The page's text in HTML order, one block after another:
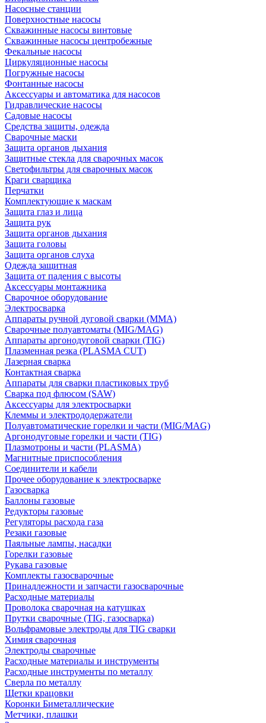
Насосные станции
Поверхностные насосы
Скважинные насосы винтовые
Скважинные насосы центробежные
Фекальные насосы
Циркуляционные насосы
Погружные насосы
Фонтанные насосы
Аксессуары и автоматика для насосов
Гидравлические насосы
Садовые насосы
Средства защиты, одежда
Сварочные маски
Защита органов дыхания
Защитные стекла для сварочных масок
Светофильтры для сварочных масок
Краги сварщика
Перчатки
Комплектующие к маскам
Защита глаз и лица
Защита рук
Защита органов дыхания
Защита головы
Защита органов слуха
Одежда защитная
Защита от падения с высоты
Аксессуары монтажника
Сварочное оборудование
Электросварка
Аппараты ручной дуговой сварки (MMA)
Сварочные полуавтоматы (MIG/MAG)
Аппараты аргонодуговой сварки (TIG)
Плазменная резка (PLASMA CUT)
Лазерная сварка
Контактная сварка
Аппараты для сварки пластиковых труб
Сварка под флюсом (SAW)
Аксессуары для электросварки
Клеммы и электрододержатели
Полуавтоматические горелки и части (MIG/MAG)
Аргонодуговые горелки и части (TIG)
Плазмотроны и части (PLASMA)
Магнитные приспособления
Соединители и кабели
Прочее оборудование к электросварке
Газосварка
Баллоны газовые
Редукторы газовые
Регуляторы расхода газа
Резаки газовые
Паяльные лампы, насадки
Горелки газовые
Рукава газовые
Комплекты газосварочные
Принадлежности и запчасти газосварочные
Расходные материалы
Проволока сварочная на катушках
Прутки сварочные (TIG, газосварка)
Вольфрамовые электроды для TIG сварки
Химия сварочная
Электроды сварочные
Расходные материалы и инструменты
Расходные инструменты по металлу
Сверла по металлу
Щетки крацовки
Коронки Биметаллические
Метчики, плашки